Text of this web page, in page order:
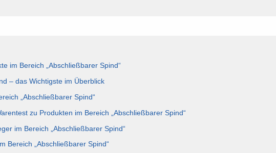
im Bereich „Abschließbarer Spind“
– das Wichtigste im Überblick
„Abschließbarer Spind“
zu Produkten im Bereich „Abschließbarer Spind“
im Bereich „Abschließbarer Spind“
Bereich „Abschließbarer Spind“